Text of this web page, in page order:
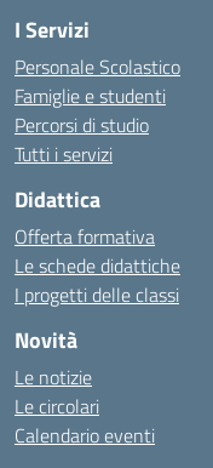
I Servizi
Personale Scolastico
Famiglie e studenti
Percorsi di studio
Tutti i servizi
Didattica
Offerta formativa
Le schede didattiche
I progetti delle classi
Novità
Le notizie
Le circolari
Calendario eventi